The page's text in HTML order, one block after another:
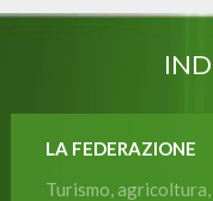
LA FEDERAZIONE
Turismo,